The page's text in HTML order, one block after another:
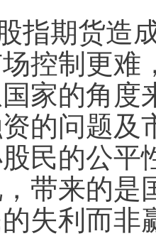
指期货造
控制更难
家的角度
的问题及
民的公平
带来的是
失利而非